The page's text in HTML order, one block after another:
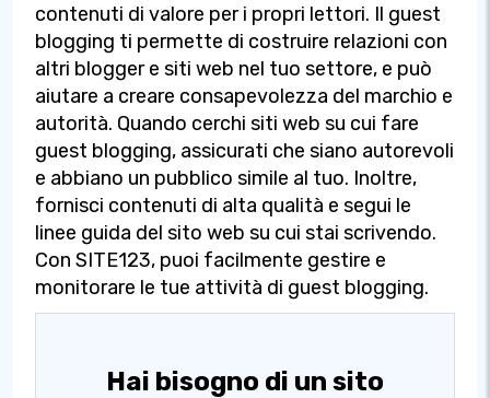
contenuti di valore per i propri lettori. Il guest
blogging ti permette di costruire relazioni con
altri blogger e siti web nel tuo settore, e può
aiutare a creare consapevolezza del marchio e
autorità. Quando cerchi siti web su cui fare
guest blogging, assicurati che siano autorevoli
e abbiano un pubblico simile al tuo. Inoltre,
fornisci contenuti di alta qualità e segui le
linee guida del sito web su cui stai scrivendo.
Con SITE123, puoi facilmente gestire e
monitorare le tue attività di guest blogging.
Hai bisogno di un sito